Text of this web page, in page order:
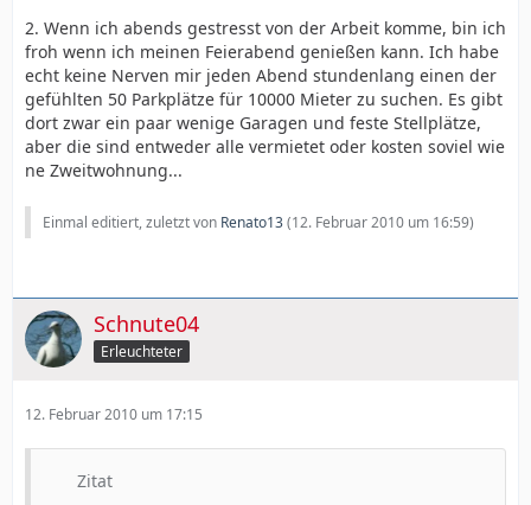
2. Wenn ich abends gestresst von der Arbeit komme, bin ich
froh wenn ich meinen Feierabend genießen kann. Ich habe
echt keine Nerven mir jeden Abend stundenlang einen der
gefühlten 50 Parkplätze für 10000 Mieter zu suchen. Es gibt
dort zwar ein paar wenige Garagen und feste Stellplätze,
aber die sind entweder alle vermietet oder kosten soviel wie
ne Zweitwohnung...
Einmal editiert, zuletzt von Renato13(12. Februar 2010 um 16:59)
Schnute04
Erleuchteter
12. Februar 2010 um 17:15
Zitat